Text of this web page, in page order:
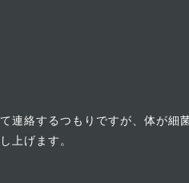
連絡するつもりですが、体が細
上げます。